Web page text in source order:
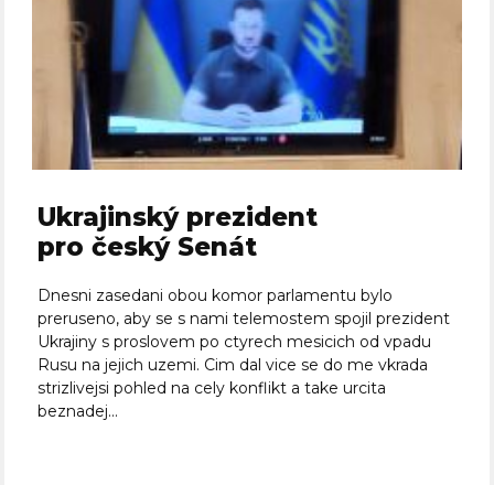
Ukrajinský prezident
pro český Senát
Dnesni zasedani obou komor parlamentu bylo
preruseno, aby se s nami telemostem spojil prezident
Ukrajiny s proslovem po ctyrech mesicich od vpadu
Rusu na jejich uzemi. Cim dal vice se do me vkrada
strizlivejsi pohled na cely konflikt a take urcita
beznadej...